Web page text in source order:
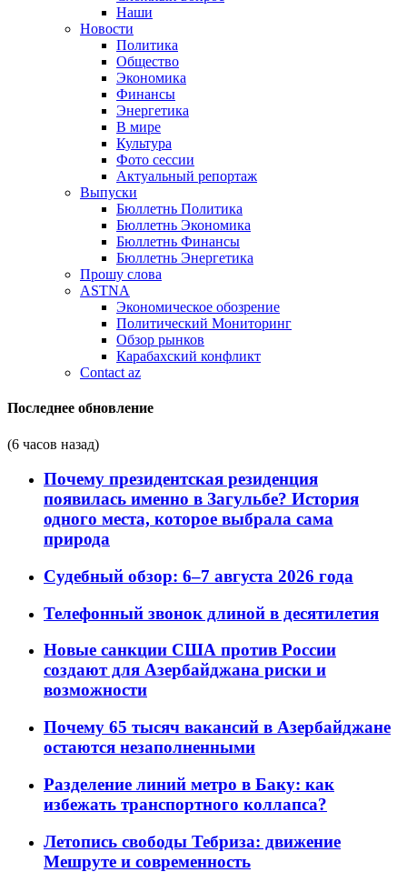
Наши
Новости
Политика
Общество
Экономика
Финансы
Энергетика
В мире
Культура
Фото сессии
Актуальный репортаж
Выпуски
Бюллетнь Политика
Бюллетнь Экономика
Бюллетнь Финансы
Бюллетнь Энергетика
Прошу слова
ASTNA
Экономическое обозрение
Политический Мониторинг
Обзор рынков
Карабахский конфликт
Contact az
Последнее обновление
(6 часов назад)
Почему президентская резиденция
появилась именно в Загульбе? История
одного места, которое выбрала сама
природа
Судебный обзор: 6–7 августа 2026 года
Телефонный звонок длиной в десятилетия
Новые санкции США против России
создают для Азербайджана риски и
возможности
Почему 65 тысяч вакансий в Азербайджане
остаются незаполненными
Разделение линий метро в Баку: как
избежать транспортного коллапса?
Летопись свободы Тебриза: движение
Мешруте и современность